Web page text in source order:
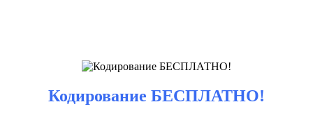
Кодирование БЕСПЛАТНО!